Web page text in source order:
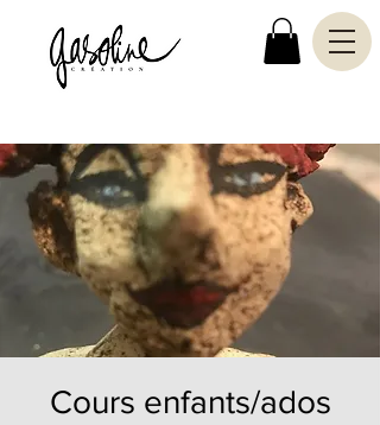
Cours enfants/ados